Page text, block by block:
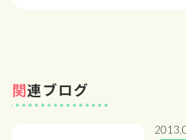
関連ブログ